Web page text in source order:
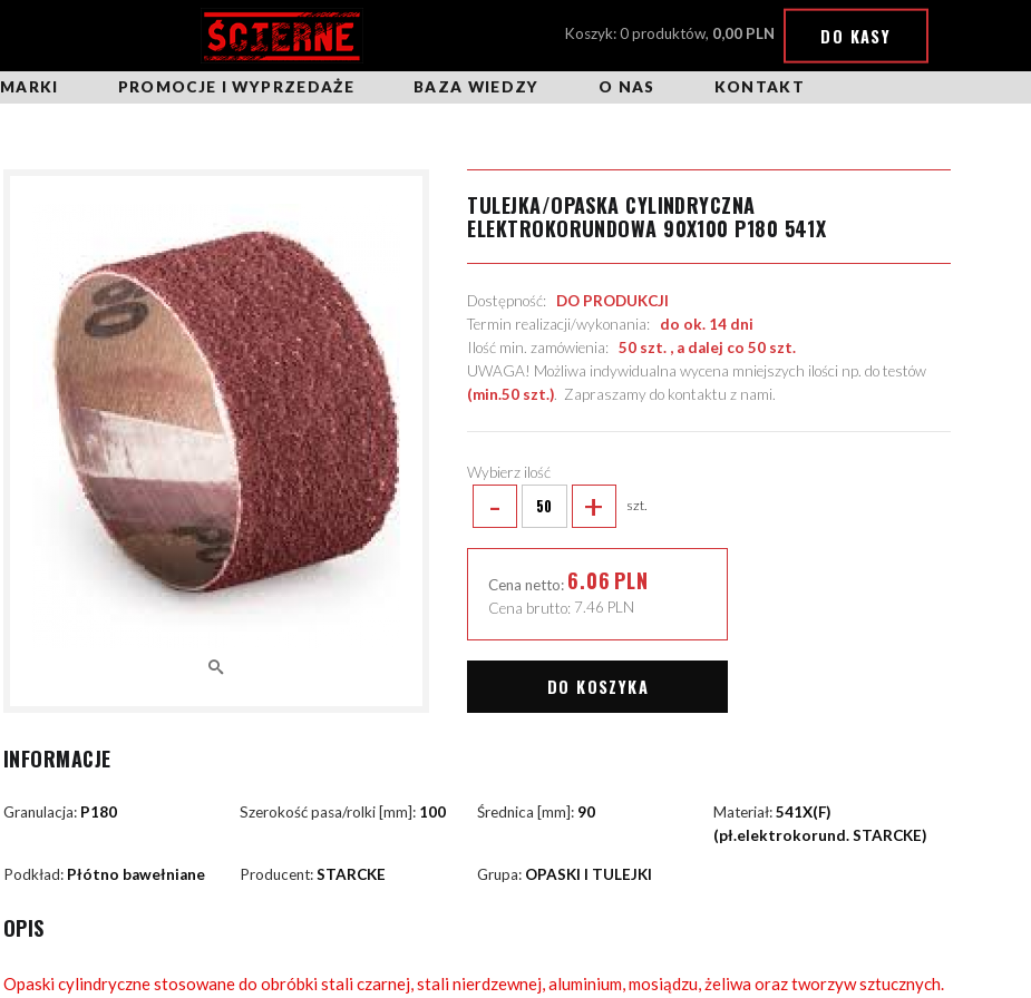
Koszyk: 0 produktów, 0,00 PLN DO KASY
MARKI PROMOCJE I WYPRZEDAŻE BAZA WIEDZY O NAS KONTAKT
TULEJKA/OPASKA CYLINDRYCZNA
ELEKTROKORUNDOWA 90X100 P180 541X
Dostępność: DO PRODUKCJI
Termin realizacji/wykonania: do ok. 14 dni
Ilość min. zamówienia:50 szt. , a dalej co 50 szt.
UWAGA! Możliwa indywidualna wycena mniejszych ilości np. do testów
(min.50 szt.). Zapraszamy do kontaktu z nami.
Wybierz ilość
- + szt.
Cena netto: 6.06 PLN
Cena brutto: 7.46 PLN
DO KOSZYKA
INFORMACJE
Granulacja: P180 Szerokość pasa/rolki [mm]: 100 Średnica [mm]: 90 Materiał:541X(F)
(pł.elektrokorund. STARCKE)
Podkład: Płótno bawełniane Producent:STARCKE Grupa: OPASKI I TULEJKI
OPIS
Opaski cylindryczne stosowane do obróbki stali czarnej, stali nierdzewnej, aluminium, mosiądzu, żeliwa oraz tworzyw sztucznych.